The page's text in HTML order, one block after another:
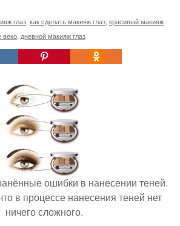
глаз как сделать макияж глаз красивый макияж
веко дневной макияж глаз
ошибки в нанесении теней.
в процессе нанесения теней нет
ничего сложного.